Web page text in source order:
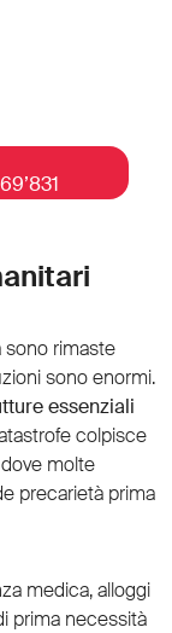
sono rimaste
sono enormi.
essenziali
colpisce
dove molte
precarietà prima
medica, alloggi
prima necessità